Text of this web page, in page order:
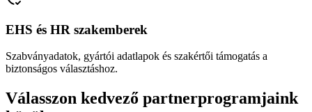
EHS és HR szakemberek
Szabványadatok, gyártói adatlapok és szakértői támogatás a
biztonságos választáshoz.
Válasszon kedvező partnerprogramjaink